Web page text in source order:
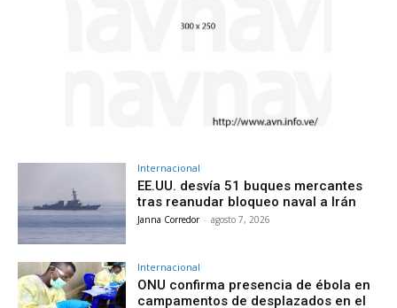
Internacional
EE.UU. desvía 51 buques mercantes
tras reanudar bloqueo naval a Irán
Janna Corredor - agosto 7, 2026
Internacional
ONU confirma presencia de ébola en
campamentos de desplazados en el